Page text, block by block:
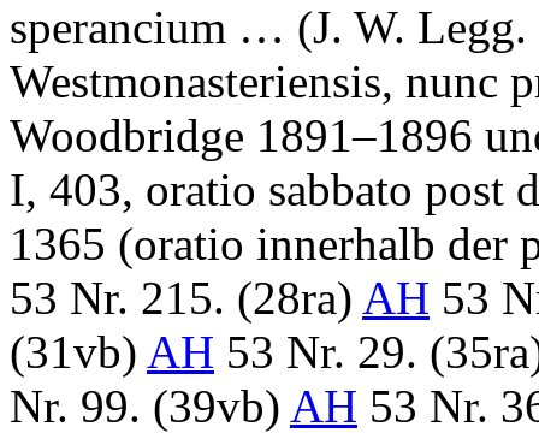
sperancium … (J. W. Legg.
Westmonasteriensis, nunc
Woodbridge 1891–1896
I, 403, oratio sabbato post
1365 (oratio innerhalb der
53 Nr. 215. (28ra) AH 53
(31vb) AH 53 Nr. 29.
Nr. 99. (39vb) AH 53 Nr.